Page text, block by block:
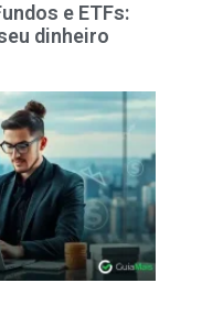
e ETFs:
dinheiro